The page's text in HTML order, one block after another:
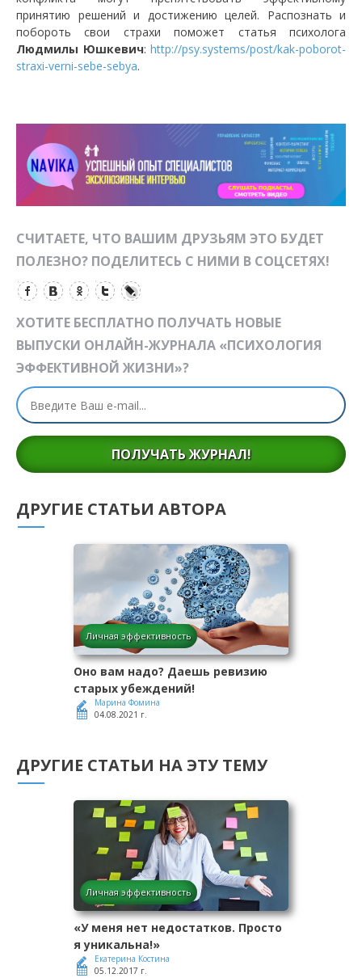
принятию решений и достижению целей. Распознать и
побороть свои страхи поможет статья психолога
Людмилы Юшкевич: http://psy.systems/post/kak-poborot-
straxi-verni-sebe-sebya.
СЧИТАЕТЕ, ЧТО ВАШИМ ДРУЗЬЯМ ЭТО БУДЕТ
ПОЛЕЗНО? ПОДЕЛИТЕСЬ С НИМИ В СОЦСЕТЯХ!
ХОТИТЕ БЕСПЛАТНО ПОЛУЧАТЬ НОВЫЕ
ВЫПУСКИ ОНЛАЙН-ЖУРНАЛА «ПСИХОЛОГИЯ
ЭФФЕКТИВНОЙ ЖИЗНИ»?
ПОЛУЧАТЬ ЖУРНАЛ!
ДРУГИЕ СТАТЬИ АВТОРА
Личная эффективность
Оно вам надо? Даешь ревизию
старых убеждений!
Марина Фомина
04.08.2021 г.
ДРУГИЕ СТАТЬИ НА ЭТУ ТЕМУ
Личная эффективность
«У меня нет недостатков. Просто
я уникальна!»
Екатерина Костина
05.12.2017 г.